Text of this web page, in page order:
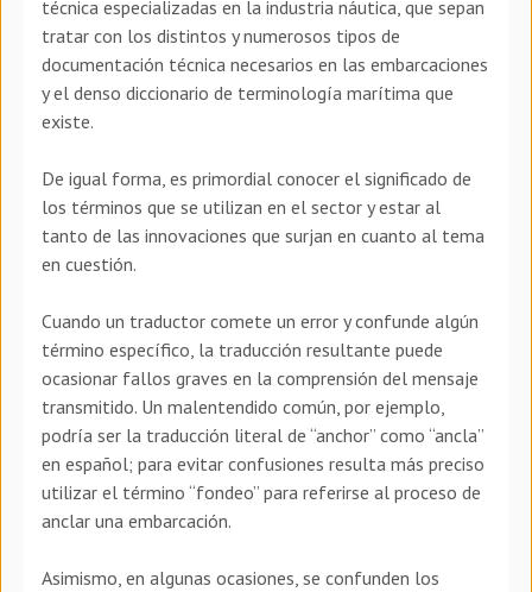
técnica especializadas en la industria náutica, que sepan
tratar con los distintos y numerosos tipos de
documentación técnica necesarios en las embarcaciones
y el denso diccionario de terminología marítima que
existe.
De igual forma, es primordial conocer el significado de
los términos que se utilizan en el sector y estar al
tanto de las innovaciones que surjan en cuanto al tema
en cuestión.
Cuando un traductor comete un error y confunde algún
término específico, la traducción resultante puede
ocasionar fallos graves en la comprensión del mensaje
transmitido. Un malentendido común, por ejemplo,
podría ser la traducción literal de “anchor” como “ancla”
en español; para evitar confusiones resulta más preciso
utilizar el término “fondeo” para referirse al proceso de
anclar una embarcación.
Asimismo, en algunas ocasiones, se confunden los